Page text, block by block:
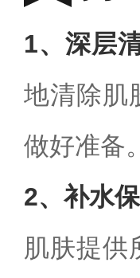
1、深层
地清除肌
做好准备。
2、补水保
肌肤提供